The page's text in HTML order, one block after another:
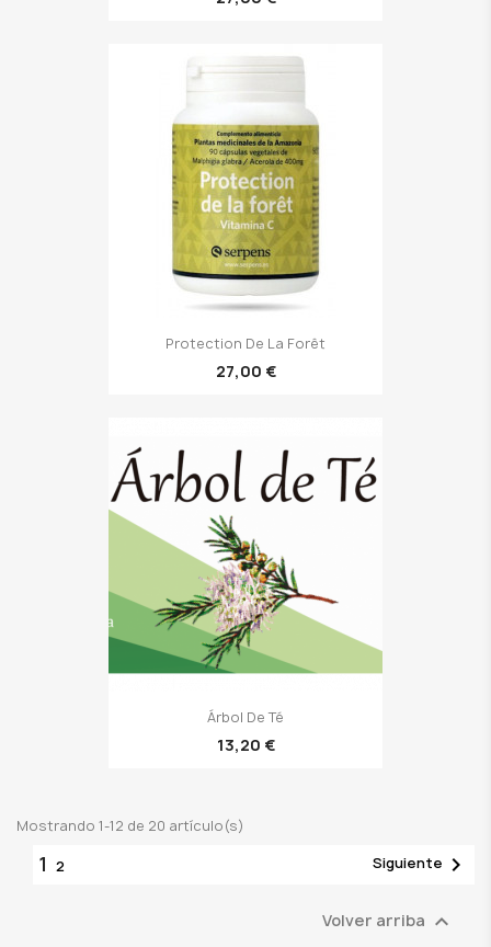
Protection De La Forêt
27,00 €
Árbol De Té
13,20 €
Mostrando 1-12 de 20 artículo(s)
1 2 Siguiente 
Volver arriba 